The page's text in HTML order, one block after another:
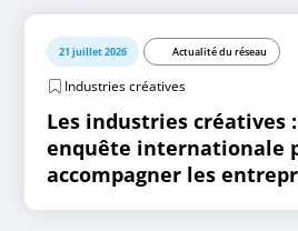
21 juillet 2026 Actualité du réseau
Industries créatives
Les industries créatives :
enquête internationale
accompagner les